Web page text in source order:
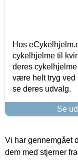
Hos
cykelhjelme til
deres
være helt tryg ved
se deres udvalg.
Se
Vi har gennemgået
dem med stjerner